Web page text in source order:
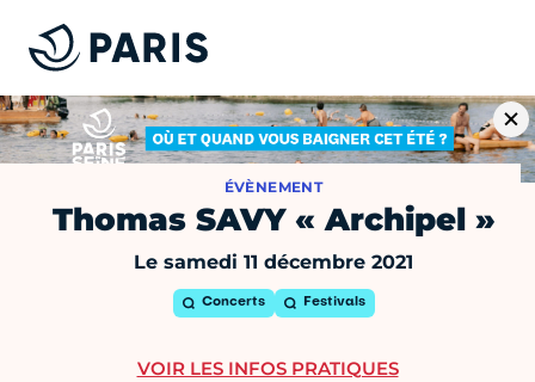
ÉVÈNEMENT
Thomas SAVY « Archipel »
Le samedi 11 décembre 2021
Concerts Festivals
VOIR LES INFOS PRATIQUES